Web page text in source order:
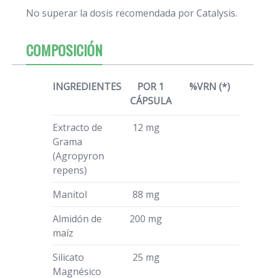
No superar la dosis recomendada por Catalysis.
COMPOSICIÓN
INGREDIENTES
POR 1
CÁPSULA
%VRN (*)
Extracto de
Grama
(Agropyron
repens)
12 mg
Manitol
88 mg
Almidón de
maíz
200 mg
Silicato
Magnésico
25 mg